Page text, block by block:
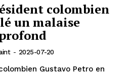
colombien
un malaise
- 2025-07-20
Gustavo Petro en